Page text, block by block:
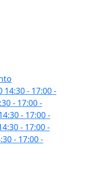
14:30 - 17:00-
- 17:00-
- 17:00-
- 17:00-
- 17:00-